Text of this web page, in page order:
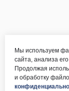
Мы используем
сайта, анализа
Продолжая
и обработку